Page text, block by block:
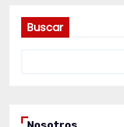
Buscar